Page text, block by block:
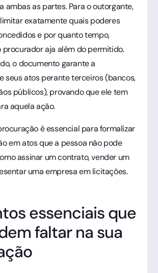
ambas as partes. Para o outorgante,
exatamente quais poderes
e por quanto tempo,
procurador aja além do permitido.
o documento garante a
seus atos perante terceiros (bancos,
públicos), provando que ele tem
aquela ação.
é essencial para formalizar
em atos que a pessoa não pode
assinar um contrato, vender um
uma empresa em licitações.
essenciais que
faltar na sua